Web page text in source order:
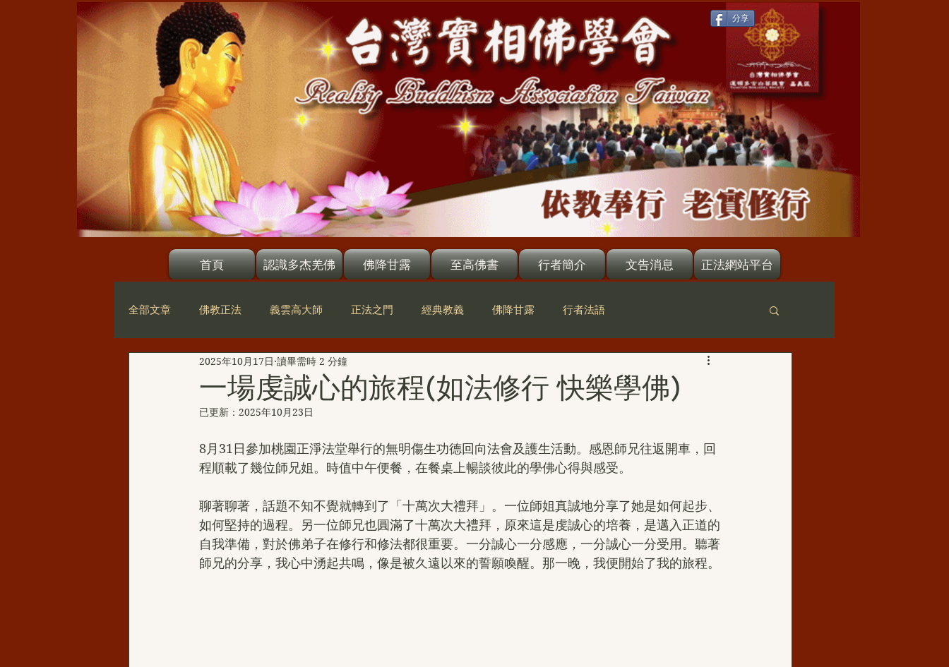
分享
首頁 認識多杰羌佛 佛降甘露 至高佛書 行者簡介 文告消息 正法網站平台
全部文章 佛教正法 義雲高大師 正法之門 經典教義 佛降甘露 行者法語
第三世多杰羌佛辦公室公告 世界佛教總部公告 第三世多杰羌佛正法受用
H.H.第三世多杰羌佛西洋畫 拉珍聖德 H.H.第三世多杰羌佛書法作品 金巴仁波且 佛母玉花壽之王
一場虔誠心的旅程(如法修行 快樂學佛)
2025年10月17日 讀畢需時 2 分鐘
已更新： 2025年10月23日
8月31日參加桃園正淨法堂舉行的無明傷生功德回向法會及護生活動。感恩師兄往返開車，回
程順載了幾位師兄姐。時值中午便餐，在餐桌上暢談彼此的學佛心得與感受。
聊著聊著，話題不知不覺就轉到了「十萬次大禮拜」。一位師姐真誠地分享了她是如何起步、
如何堅持的過程。另一位師兄也圓滿了十萬次大禮拜，原來這是虔誠心的培養，是邁入正道的
自我準備，對於佛弟子在修行和修法都很重要。一分誠心一分感應，一分誠心一分受用。聽著
師兄的分享，我心中湧起共鳴，像是被久遠以來的誓願喚醒。那一晚，我便開始了我的旅程。